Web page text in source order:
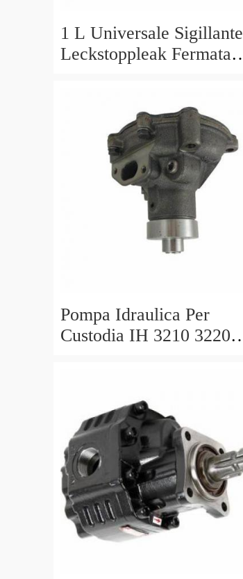
1 L Universale Sigillante
Leckstoppleak Fermata
Pompa Idraulica Per
Custodia IH 3210 3220